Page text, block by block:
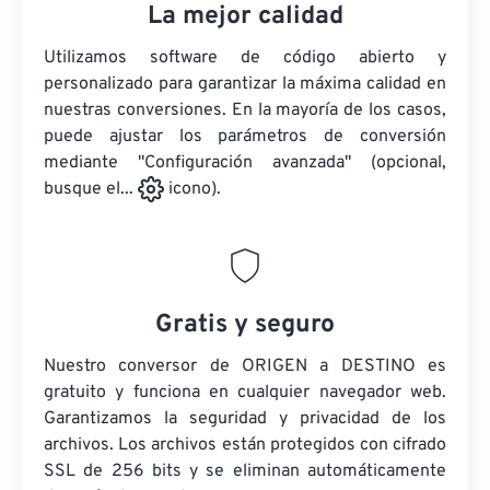
La mejor calidad
Utilizamos software de código abierto y
personalizado para garantizar la máxima calidad en
nuestras conversiones. En la mayoría de los casos,
puede ajustar los parámetros de conversión
mediante "Configuración avanzada" (opcional,
busque el...
icono).
Gratis y seguro
Nuestro conversor de ORIGEN a DESTINO es
gratuito y funciona en cualquier navegador web.
Garantizamos la seguridad y privacidad de los
archivos. Los archivos están protegidos con cifrado
SSL de 256 bits y se eliminan automáticamente